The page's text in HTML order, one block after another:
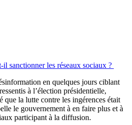
il sanctionner les réseaux sociaux ?
en quelques jours ciblant
à l’élection présidentielle,
que la lutte contre les ingérences était
le gouvernement à en faire plus et à
participant à la diffusion.